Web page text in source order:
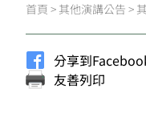
首頁 > 其他演講公告 >
分享到
友善列印